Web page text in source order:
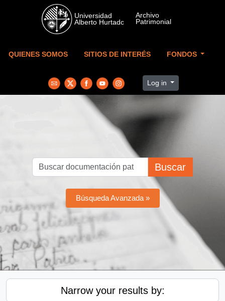
Skip to main content
QUIENES SOMOS SITIOS DE INTERÉS FONDOS
Log in
Buscar
Búsqueda Avanzada »
Narrow your results by: